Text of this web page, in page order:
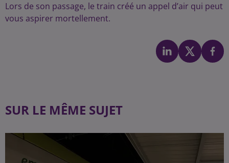
Lors de son passage, le train créé un appel d’air qui peut
vous aspirer mortellement.
SUR LE MÊME SUJET